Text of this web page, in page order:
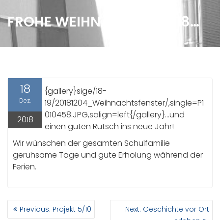
FROHE WEIHNACHTEN 2018…
18
Dez.
2018
{gallery}sige/18-
19/20181204_Weihnachtsfenster/,single=P1
010458.JPG,salign=left{/gallery}…und
einen guten Rutsch ins neue Jahr!
Wir wünschen der gesamten Schulfamilie
geruhsame Tage und gute Erholung während der
Ferien.
BEITRAGSNAVIGATION
Previous: Previous
Projekt 5/10 Next: Next
Geschichte vor Ort